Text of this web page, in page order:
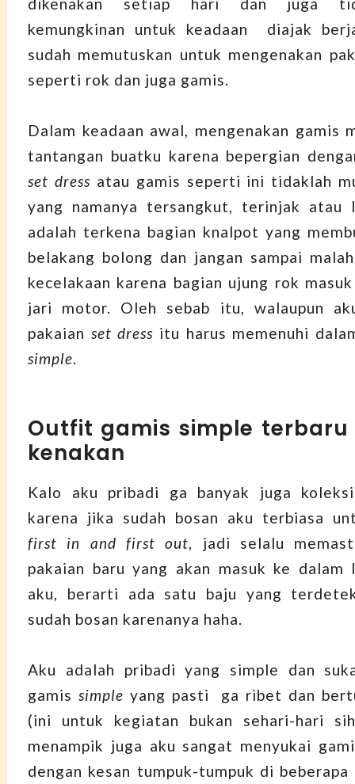
dikenakan setiap hari dan juga
kemungkinan untuk keadaan diajak
sudah memutuskan untuk mengenakan
seperti rok dan juga gamis.
Dalam keadaan awal, mengenakan gamis
tantangan buatku karena bepergian
set dressatau gamis seperti ini tidaklah
yang namanya tersangkut, terinjak atau
adalah terkena bagian knalpot yang
belakang bolong dan jangan sampai
kecelakaan karena bagian ujung rok
jari motor. Oleh sebab itu, walaupun
pakaian set dress itu harus memenuhi
simple.
Outfit gamis simple
kenakan
Kalo aku pribadi ga banyak juga
karena jika sudah bosan aku terbiasa
first in and first out, jadi selalu
pakaian baru yang akan masuk ke dalam
aku, berarti ada satu baju yang
sudah bosan karenanya haha.
Aku adalah pribadi yang simple dan
gamis simple yang pasti ga ribet dan
(ini untuk kegiatan bukan sehari-hari
menampik juga aku sangat menyukai
dengan kesan tumpuk-tumpuk di